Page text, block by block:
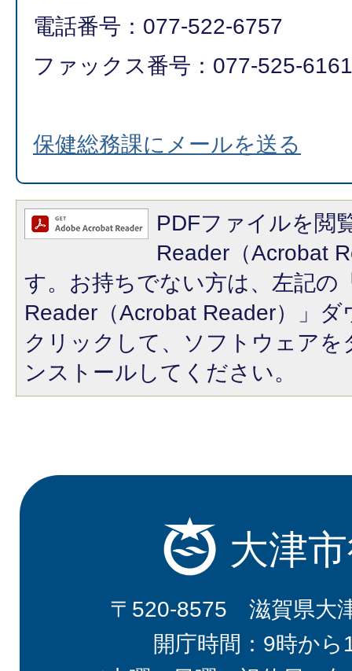
電話番号：077-522-6757
ファックス番号：077-525-6161
保健総務課にメールを送る
PDFファイルを閲
Reader（Acrobat
す。お持ちでない方は、左記の
Reader（Acrobat Reader）」
クリックして、ソフトウェア
ンストールしてください。
大津
〒520-8575 滋賀県大
開庁時間：9時から